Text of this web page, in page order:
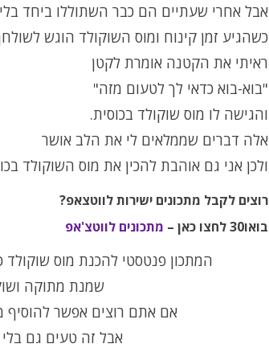
אבל אחרי שעתיים הם כבר השתוללו ביחד
כשהגיע זמן קינוח ומוס השוקולד הוגש
ראיתי את הקטנה אומרת לקטן
"בוא-בוא כדאי לך לטעום מזה"
והגישה לו מוס שוקולד בכוסית.
אלה דברים שממלאים לי את הלב אושר
ולכן אני גם אוהבת להכין את מוס השוקולד
רוצים לקבל מתכונים ישירות לווטצאפ?
בואו30 לחצו כאן –
מתכונים לווטצ'אפ
המתכון פנטסטי להכנת מוס שוקולד
שמנת מתוקה
אם אתם רוצים אפשר להוסיף
אבל זה טעים גם